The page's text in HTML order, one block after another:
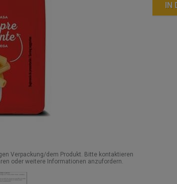
Verpackung/dem Produkt. Bitte kontaktieren
oder weitere Informationen anzufordern.